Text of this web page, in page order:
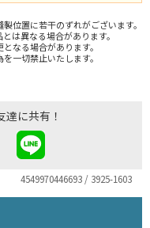
位置に若干のずれがございます。
は異なる場合があります。
なる場合があります。
一切禁止いたします。
達に共有！
4549970446693 / 3925-1603